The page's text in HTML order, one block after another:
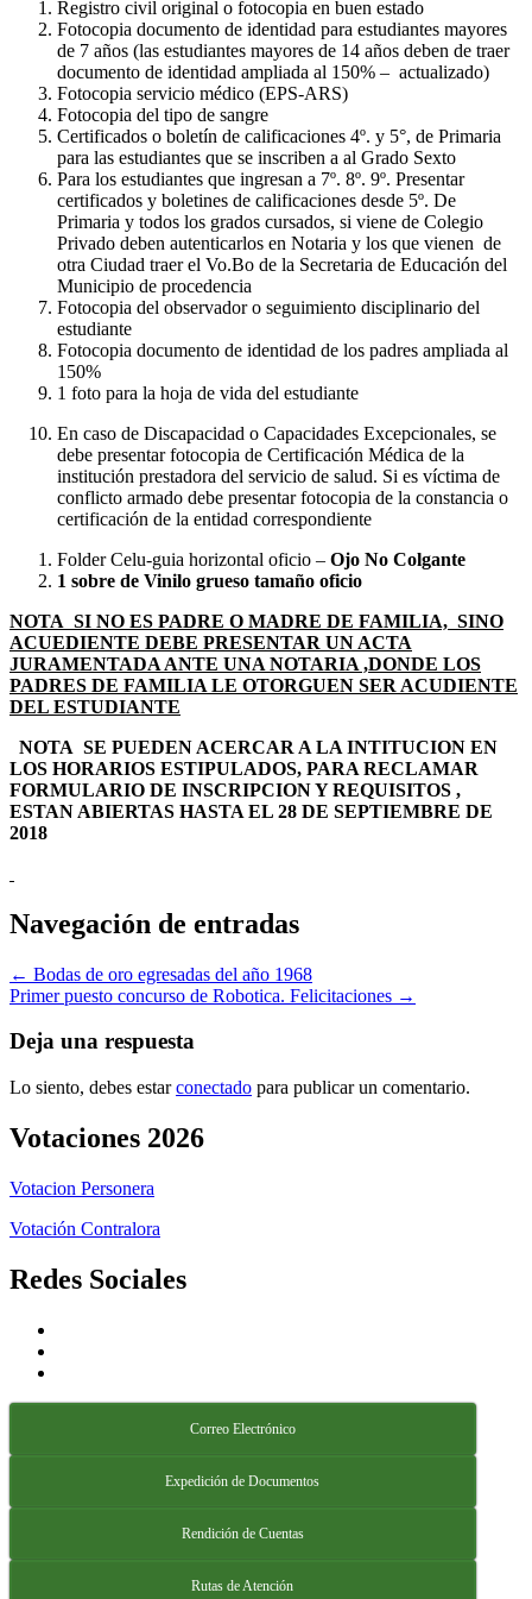
Registro civil original o fotocopia en buen estado
Fotocopia documento de identidad para estudiantes mayores
de 7 años (las estudiantes mayores de 14 años deben de traer
documento de identidad ampliada al 150% – actualizado)
Fotocopia servicio médico (EPS-ARS)
Fotocopia del tipo de sangre
Certificados o boletín de calificaciones 4º. y 5°, de Primaria
para las estudiantes que se inscriben a al Grado Sexto
Para los estudiantes que ingresan a 7º. 8º. 9º. Presentar
certificados y boletines de calificaciones desde 5º. De
Primaria y todos los grados cursados, si viene de Colegio
Privado deben autenticarlos en Notaria y los que vienen de
otra Ciudad traer el Vo.Bo de la Secretaria de Educación del
Municipio de procedencia
Fotocopia del observador o seguimiento disciplinario del
estudiante
Fotocopia documento de identidad de los padres ampliada al
150%
1 foto para la hoja de vida del estudiante
En caso de Discapacidad o Capacidades Excepcionales, se
debe presentar fotocopia de Certificación Médica de la
institución prestadora del servicio de salud. Si es víctima de
conflicto armado debe presentar fotocopia de la constancia o
certificación de la entidad correspondiente
Folder Celu-guia horizontal oficio – Ojo No Colgante
1 sobre de Vinilo grueso tamaño oficio
NOTA SI NO ES PADRE O MADRE DE FAMILIA, SINO
ACUEDIENTE DEBE PRESENTAR UN ACTA
JURAMENTADA ANTE UNA NOTARIA ,DONDE LOS
PADRES DE FAMILIA LE OTORGUEN SER ACUDIENTE
DEL ESTUDIANTE
NOTA SE PUEDEN ACERCAR A LA INTITUCION EN
LOS HORARIOS ESTIPULADOS, PARA RECLAMAR
FORMULARIO DE INSCRIPCION Y REQUISITOS ,
ESTAN ABIERTAS HASTA EL 28 DE SEPTIEMBRE DE
2018
Navegación de entradas
← Bodas de oro egresadas del año 1968
Primer puesto concurso de Robotica. Felicitaciones →
Deja una respuesta
Lo siento, debes estarconectado para publicar un comentario.
Votaciones 2026
Votacion Personera
Votación Contralora
Redes Sociales
Correo Electrónico
Expedición de Documentos
Rendición de Cuentas
Rutas de Atención